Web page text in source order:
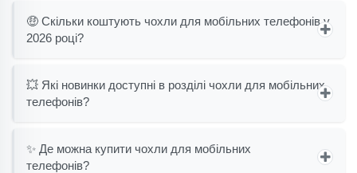
🤑 Скільки коштують чохли для мобільних телефонів у
2026 році?
💥 Які новинки доступні в розділі чохли для мобільних
телефонів?
✨ Де можна купити чохли для мобільних
телефонів?